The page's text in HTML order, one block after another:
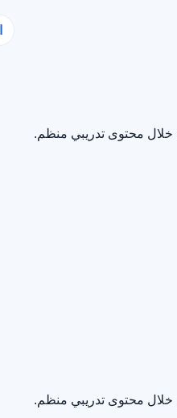
خلال محتوى تدريبي منظم.
خلال محتوى تدريبي منظم.